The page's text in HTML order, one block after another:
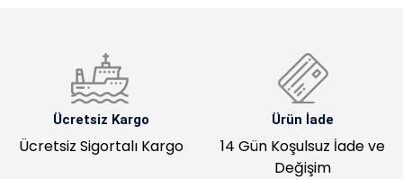
Ücretsiz Kargo
Ücretsiz Sigortalı Kargo
Ürün İade
14 Gün Koşulsuz İade ve
Değişim